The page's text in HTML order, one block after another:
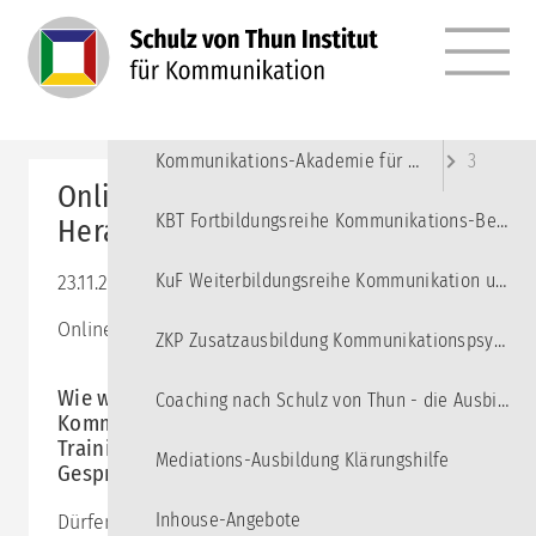
Online-Impulstag: Transkulturelle
Herausforderungen meistern
23.11.2022 09:30–17:00
Online-Seminar via Zoom
Wie wir die Hamburger
Kommunikationsmodelle in interkulturellen
Trainings, Beratungen und
Gesprächssituationen einsetzen können
Dürfen wir überhaupt noch von kulturellen
MENÜ
Kommunikations-Akademie für junge Erwachsene 3
KBT Fortbildungsreihe Kommunikations-Beratung und Training
KuF Weiterbildungsreihe Kommunikation und Führung
ZKP Zusatzausbildung Kommunikationspsychologie
Coaching nach Schulz von Thun - die Ausbildung
Mediations-Ausbildung Klärungshilfe
Inhouse-Angebote